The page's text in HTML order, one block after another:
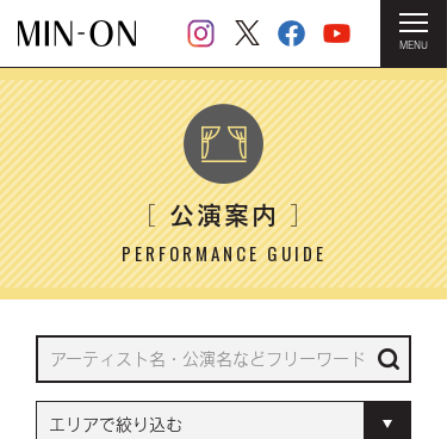
MENU
HOME ＞ 公演案内
［公演案内］
PERFORMANCE GUIDE